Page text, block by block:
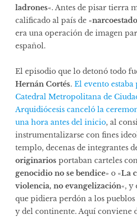
ladrones«. Antes de pisar tierra
calificado al país de «narcoestado
era una operación de imagen
español.
El episodio que lo detonó todo
Hernán Cortés. El evento
Catedral Metropolitana de
Arquidiócesis canceló la
una hora antes del inicio, al
instrumentalizarse con fines
templo, decenas de integrantes
originarios portaban carteles
genocidio no se bendice» o «La
violencia, no evangelización«, y
que pidiera perdón a los
y del continente. Aquí conviene